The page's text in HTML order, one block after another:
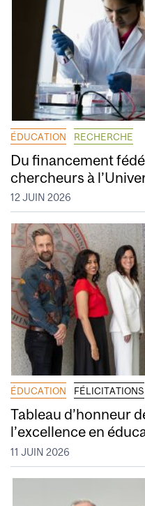
ÉDUCATION RECHERCHE
Du financement
chercheurs à
12 JUIN 2026
ÉDUCATION FÉLICITATIONS
Tableau d’honneur
l’excellence en
11 JUIN 2026